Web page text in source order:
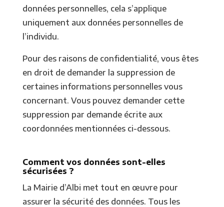
données personnelles, cela s’applique
uniquement aux données personnelles de
l’individu.
Pour des raisons de confidentialité, vous êtes
en droit de demander la suppression de
certaines informations personnelles vous
concernant. Vous pouvez demander cette
suppression par demande écrite aux
coordonnées mentionnées ci-dessous.
Comment vos données sont-elles
sécurisées ?
La Mairie d’Albi met tout en œuvre pour
assurer la sécurité des données. Tous les